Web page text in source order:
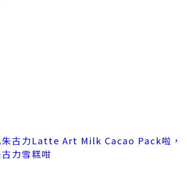
朱古力Latte Art Milk Cacao Pack啦，
力雪糕咁